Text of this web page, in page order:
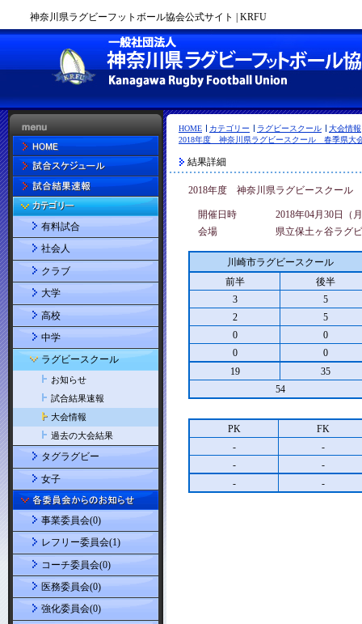
神奈川県ラグビーフットボール協会公式サイト | KRFU
HOME カテゴリー ラグビースクール
大会情報
2018年度 神奈川県ラグビースクール 春季県大
結果詳細
2018年度 神奈川県ラグビースクー
開催日時
2018年04月30日（
会場
県立保土ヶ谷ラグ
川崎市ラグビースクール
前半
後半
3
5
2
5
0
0
0
0
19
35
54
PK
FK
-
-
-
-
-
-
有料試合
社会人
クラブ
大学
高校
中学
ラグビースクール
お知らせ
試合結果速報
大会情報
過去の大会結果
タグラグビー
女子
事業委員会(0)
レフリー委員会(1)
コーチ委員会(0)
医務委員会(0)
強化委員会(0)